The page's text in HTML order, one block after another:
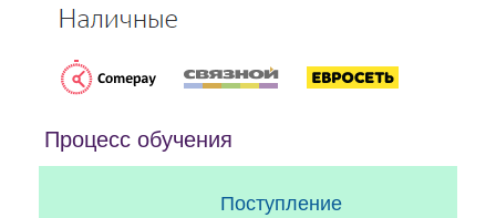
Процесс обучения
Поступление